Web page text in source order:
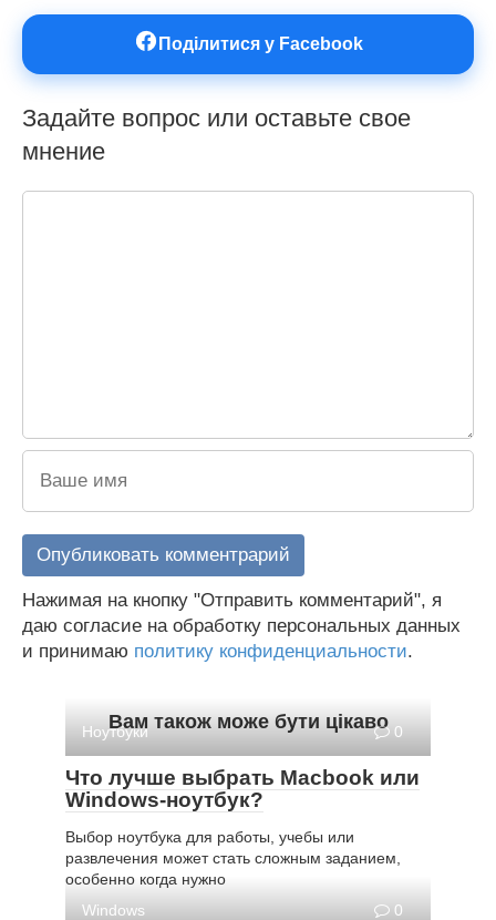
Поділитися у Facebook
Задайте вопрос или оставьте свое
мнение
Нажимая на кнопку "Отправить комментарий", я
даю согласие на обработку персональных данных
и принимаю политику конфиденциальности.
Вам також може бути цікаво
Ноутбуки 0
Что лучше выбрать Macbook или
Windows-ноутбук?
Выбор ноутбука для работы, учебы или
развлечения может стать сложным заданием,
особенно когда нужно
Windows
0